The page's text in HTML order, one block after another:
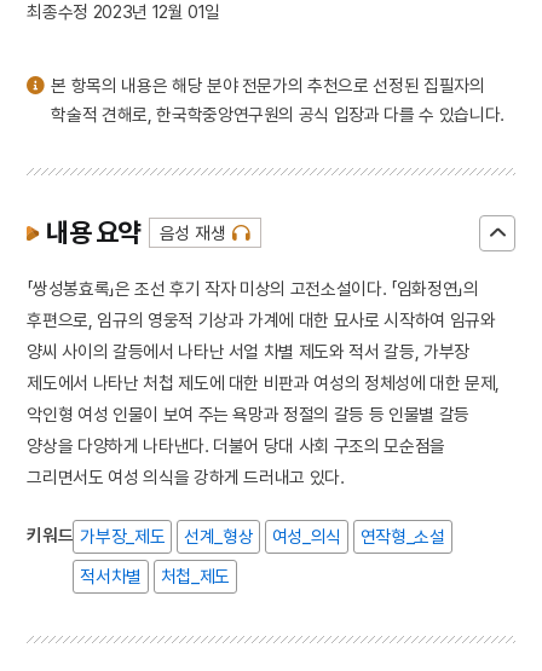
세종
9
국수장국
최종수정 2023년 12월 01일
본 항목의 내용은 해당 분야 전문가의 추천으로 선정된 집필자의
학술적 견해로, 한국학중앙연구원의 공식 입장과 다를 수 있습니다.
내용 요약 음성 재생
「쌍성봉효록」은 조선 후기 작자 미상의 고전소설이다. 「임화정연」의
후편으로, 임규의 영웅적 기상과 가계에 대한 묘사로 시작하여 임규와
양씨 사이의 갈등에서 나타난 서얼 차별 제도와 적서 갈등, 가부장
제도에서 나타난 처첩 제도에 대한 비판과 여성의 정체성에 대한 문제,
악인형 여성 인물이 보여 주는 욕망과 정절의 갈등 등 인물별 갈등
양상을 다양하게 나타낸다. 더불어 당대 사회 구조의 모순점을
그리면서도 여성 의식을 강하게 드러내고 있다.
키워드 가부장_제도 선계_형상 여성_의식
연작형_소설
적서차별
처첩_제도